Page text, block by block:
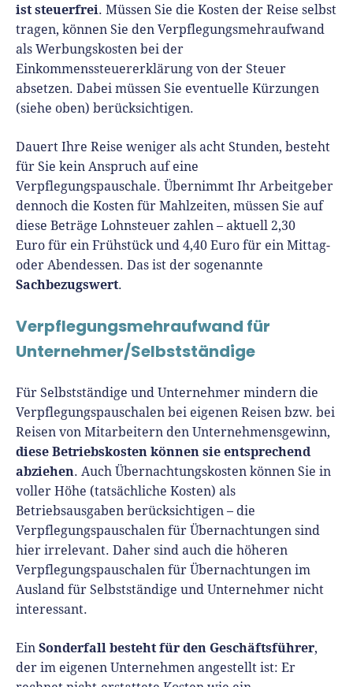
ist steuerfrei. Müssen Sie die Kosten der Reise selbst
tragen, können Sie den Verpflegungsmehraufwand
als Werbungskosten bei der
Einkommenssteuererklärung von der Steuer
absetzen. Dabei müssen Sie eventuelle Kürzungen
(siehe oben) berücksichtigen.
Dauert Ihre Reise weniger als acht Stunden, besteht
für Sie kein Anspruch auf eine
Verpflegungspauschale. Übernimmt Ihr Arbeitgeber
dennoch die Kosten für Mahlzeiten, müssen Sie auf
diese Beträge Lohnsteuer zahlen – aktuell 2,30
Euro für ein Frühstück und 4,40 Euro für ein Mittag-
oder Abendessen. Das ist der sogenannte
Sachbezugswert.
Verpflegungsmehraufwand für
Unternehmer/Selbstständige
Für Selbstständige und Unternehmer mindern die
Verpflegungspauschalen bei eigenen Reisen bzw. bei
Reisen von Mitarbeitern den Unternehmensgewinn,
diese Betriebskosten können sie entsprechend
abziehen. Auch Übernachtungskosten können Sie in
voller Höhe (tatsächliche Kosten) als
Betriebsausgaben berücksichtigen – die
Verpflegungspauschalen für Übernachtungen sind
hier irrelevant. Daher sind auch die höheren
Verpflegungspauschalen für Übernachtungen im
Ausland für Selbstständige und Unternehmer nicht
interessant.
Ein Sonderfall besteht für den Geschäftsführer,
der im eigenen Unternehmen angestellt ist: Er